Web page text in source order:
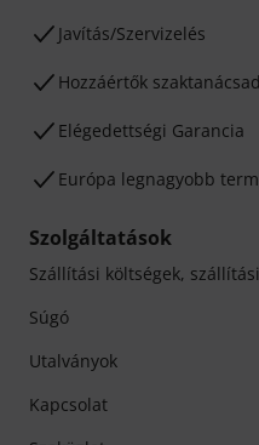
Javítás/Szervizelés
Hozzáértők
Elégedettségi Garancia
Európa legnagyobb
Szolgáltatások
Szállítási költségek,
Súgó
Utalványok
Kapcsolat